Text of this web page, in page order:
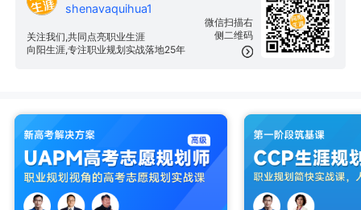
微信扫描右
侧二维码
shenavaquihua1
关注我们,共同点亮职业生涯
向阳生涯,专注职业规划实战落地25年